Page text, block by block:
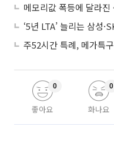
좋아요
0
화나요
0